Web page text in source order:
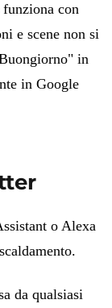
con
e scene non si
in
in Google
o Alexa
da qualsiasi